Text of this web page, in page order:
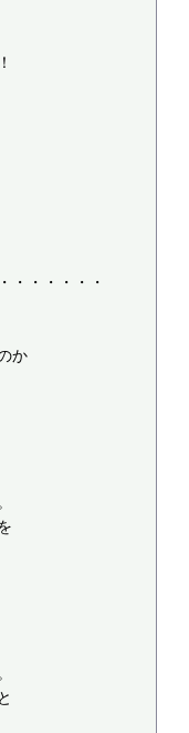
・・・・・・
か